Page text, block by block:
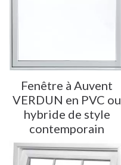
Fenêtre à Auvent
VERDUN en PVC ou
hybride de style
contemporain